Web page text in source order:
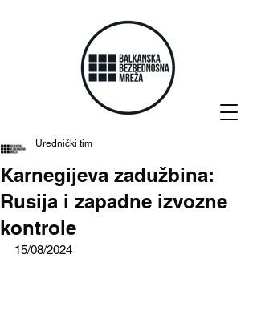
Karnegijeva zadužbina:
Rusija i zapadne izvozne
kontrole
Urednički tim
15/08/2024